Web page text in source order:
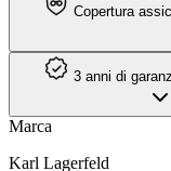
Copertura
3 anni di
Marca
Karl Lagerfeld